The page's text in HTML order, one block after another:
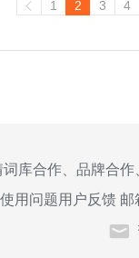
1 2 3 4
词库合作、品牌合
使用问题用户反馈 邮